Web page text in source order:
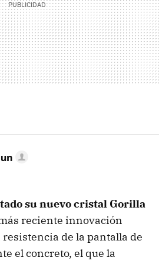
su nuevo cristal Gorilla
reciente innovación
de la pantalla de
el concreto, el que la